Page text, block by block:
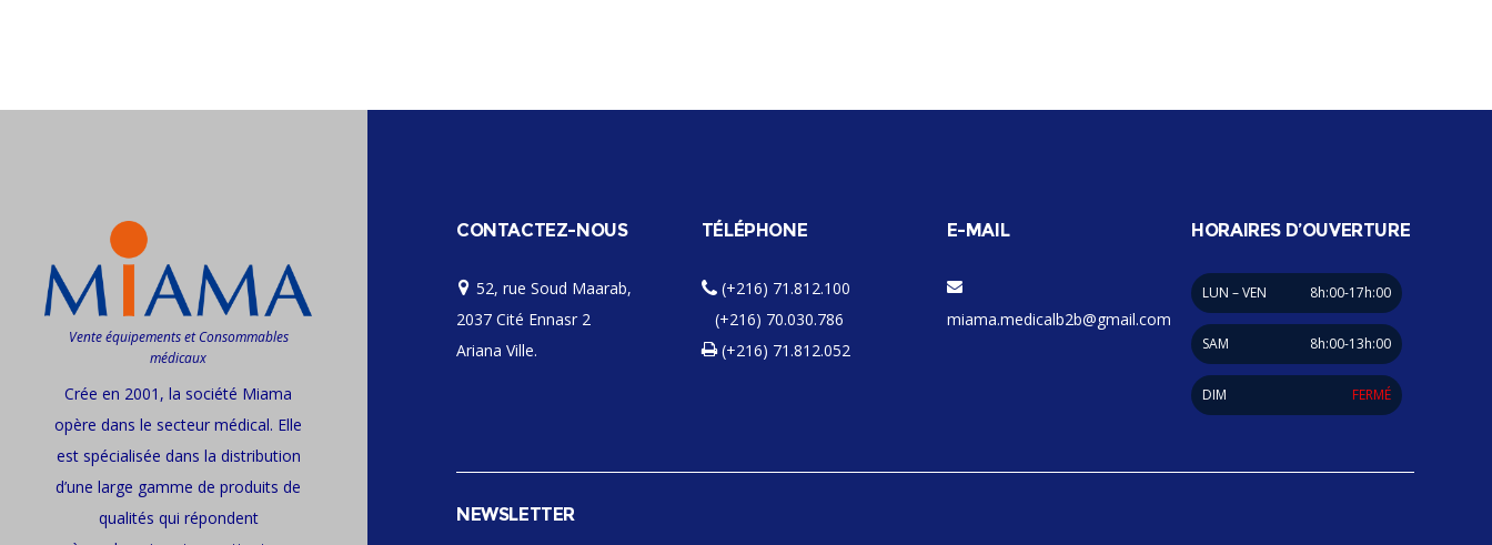
Vente équipements et Consommables
médicaux
Crée en 2001, la société Miama
opère dans le secteur médical. Elle
est spécialisée dans la distribution
d’une large gamme de produits de
qualités qui répondent
CONTACTEZ-NOUS
52, rue Soud Maarab,
2037 Cité Ennasr 2
Ariana Ville.
TÉLÉPHONE
(+216) 71.812.100
(+216) 70.030.786
(+216) 71.812.052
E-MAIL
miama.medicalb2b@gmail.com
HORAIRES D’OUVERTURE
LUN – VEN 8h:00-17h:00
SAM 8h:00-13h:00
DIM FERMÉ
NEWSLETTER